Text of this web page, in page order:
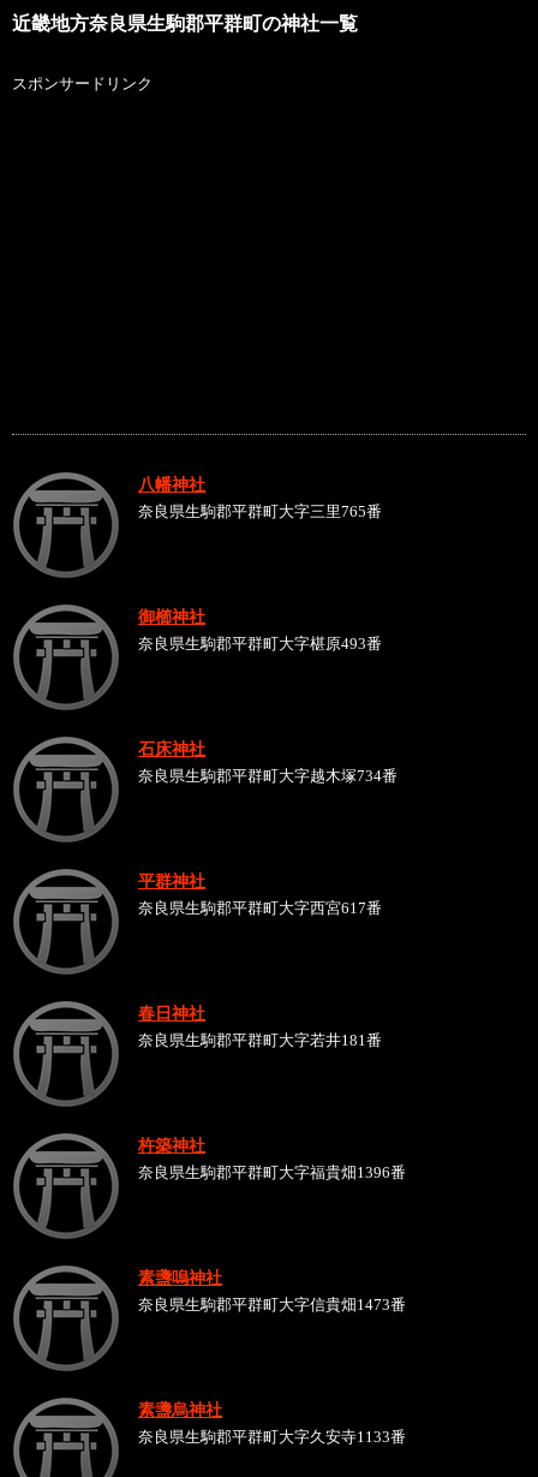
近畿地方奈良県生駒郡平群町の神社一覧
スポンサードリンク
八幡神社
奈良県生駒郡平群町大字三里765番
御櫛神社
奈良県生駒郡平群町大字椹原493番
石床神社
奈良県生駒郡平群町大字越木塚734番
平群神社
奈良県生駒郡平群町大字西宮617番
春日神社
奈良県生駒郡平群町大字若井181番
杵築神社
奈良県生駒郡平群町大字福貴畑1396番
素盞嗚神社
奈良県生駒郡平群町大字信貴畑1473番
素盞烏神社
奈良県生駒郡平群町大字久安寺1133番